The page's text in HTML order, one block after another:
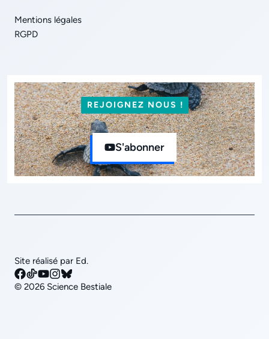
Mentions légales
RGPD
REJOIGNEZ NOUS !
S'abonner
© 2026 Science Bestiale
Site réalisé par Ed.